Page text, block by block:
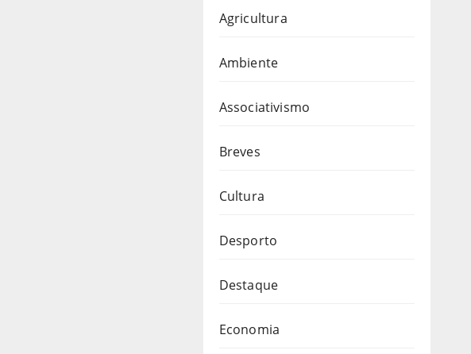
Agricultura
Ambiente
Associativismo
Breves
Cultura
Desporto
Destaque
Economia